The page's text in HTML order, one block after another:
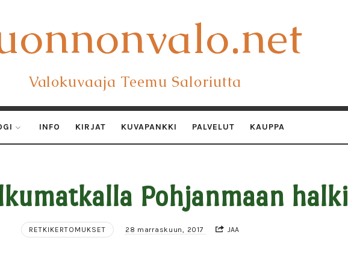
Valokuvaaja Teemu Saloriutta
INFO KIRJAT KUVAPANKKI PALVELUT KAUPPA
Pohjanmaan halki
RETKIKERTOMUKSET 28 marraskuun, 2017 JAA